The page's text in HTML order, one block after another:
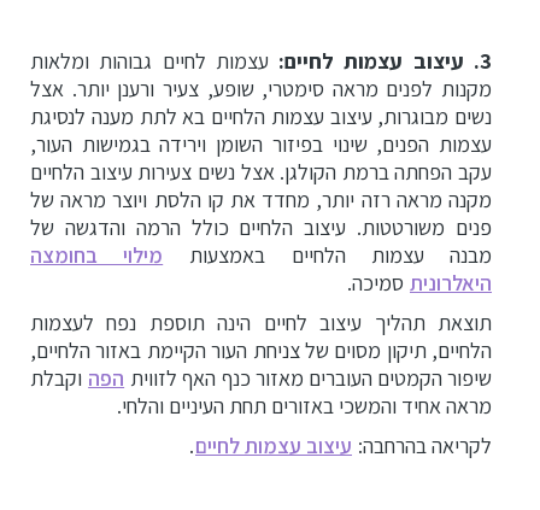
3. עיצוב עצמות לחיים:
עצמות לחיים גבוהות ומלאות
מקנות לפנים מראה סימטרי, שופע, צעיר ורענן יותר. אצל
נשים מבוגרות, עיצוב עצמות הלחיים בא לתת מענה לנסיגת
עצמות הפנים, שינוי בפיזור השומן וירידה בגמישות העור,
עקב הפחתה ברמת הקולגן. אצל נשים צעירות עיצוב הלחיים
מקנה מראה רזה יותר, מחדד את קו הלסת ויוצר מראה של
פנים משורטטות. עיצוב הלחיים כולל הרמה והדגשה של
מבנה עצמות הלחיים באמצעות מילוי בחומצה
היאלרונית סמיכה.
תוצאת תהליך עיצוב לחיים הינה תוספת נפח לעצמות
הלחיים, תיקון מסוים של צניחת העור הקיימת באזור הלחיים,
שיפור הקמטים העוברים מאזור כנף האף לזווית הפה וקבלת
מראה אחיד והמשכי באזורים תחת העיניים והלחי.
לקריאה בהרחבה: עיצוב עצמות לחיים.